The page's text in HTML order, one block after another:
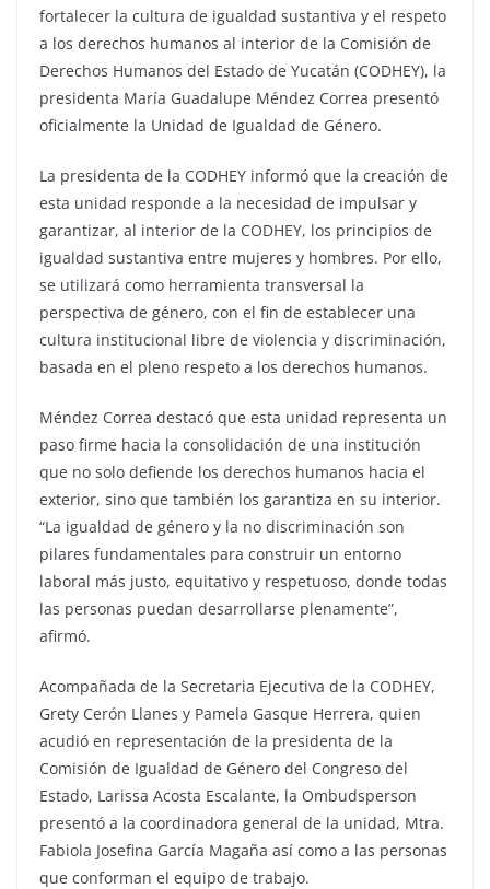
fortalecer la cultura de igualdad sustantiva y el respeto
a los derechos humanos al interior de la Comisión de
Derechos Humanos del Estado de Yucatán (CODHEY), la
presidenta María Guadalupe Méndez Correa presentó
oficialmente la Unidad de Igualdad de Género.
La presidenta de la CODHEY informó que la creación de
esta unidad responde a la necesidad de impulsar y
garantizar, al interior de la CODHEY, los principios de
igualdad sustantiva entre mujeres y hombres. Por ello,
se utilizará como herramienta transversal la
perspectiva de género, con el fin de establecer una
cultura institucional libre de violencia y discriminación,
basada en el pleno respeto a los derechos humanos.
Méndez Correa destacó que esta unidad representa un
paso firme hacia la consolidación de una institución
que no solo defiende los derechos humanos hacia el
exterior, sino que también los garantiza en su interior.
“La igualdad de género y la no discriminación son
pilares fundamentales para construir un entorno
laboral más justo, equitativo y respetuoso, donde todas
las personas puedan desarrollarse plenamente”,
afirmó.
Acompañada de la Secretaria Ejecutiva de la CODHEY,
Grety Cerón Llanes y Pamela Gasque Herrera, quien
acudió en representación de la presidenta de la
Comisión de Igualdad de Género del Congreso del
Estado, Larissa Acosta Escalante, la Ombudsperson
presentó a la coordinadora general de la unidad, Mtra.
Fabiola Josefina García Magaña así como a las personas
que conforman el equipo de trabajo.